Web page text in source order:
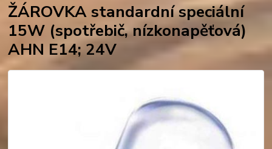
ŽÁROVKA standardní speciální
15W (spotřebič, nízkonapěťová)
AHN E14; 24V